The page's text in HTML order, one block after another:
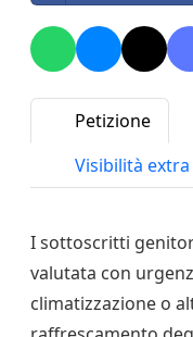
Petizione
Visibilità extra
I sottoscritti
valutata con
climatizzazione o